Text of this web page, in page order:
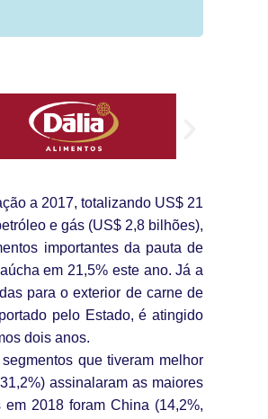
a 2017, totalizando US$ 21
e gás (US$ 2,8 bilhões),
importantes da pauta de
em 21,5% este ano. Já a
para o exterior de carne de
pelo Estado, é atingido
dois anos.
que tiveram melhor
assinalaram as maiores
2018 foram China (14,2%,